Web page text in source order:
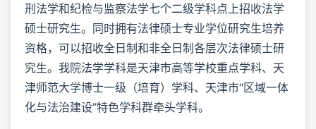
刑法学和纪检与监察法学七个二级学科点上招收法学
硕士研究生。同时拥有法律硕士专业学位研究生培养
资格，可以招收全日制和非全日制各层次法律硕士研
究生。我院法学学科是天津市高等学校重点学科、天
津师范大学博士一级（培育）学科、天津市“区域一体
化与法治建设”特色学科群牵头学科。